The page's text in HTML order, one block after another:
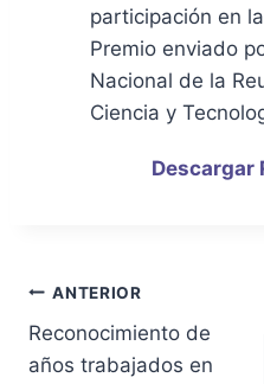
participación en
Premio enviado
Nacional de la
Ciencia y
Descargar
ANTERIOR
Reconocimiento de
años trabajados en